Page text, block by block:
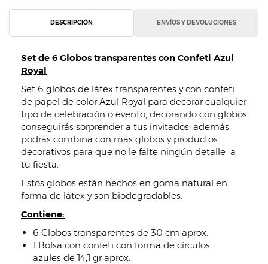
DESCRIPCIÓN ENVÍOS Y DEVOLUCIONES
Set de 6 Globos transparentes con Confeti Azul
Royal
Set 6 globos de látex transparentes y con confeti
de papel de color Azul Royal para decorar cualquier
tipo de celebración o evento, decorando con globos
conseguirás sorprender a tus invitados, además
podrás combina con más globos y productos
decorativos para que no le falte ningún detalle a
tu fiesta.
Estos globos están hechos en goma natural en
forma de látex y son biodegradables.
Contiene:
6 Globos transparentes de 30 cm aprox.
1 Bolsa con confeti con forma de círculos
azules de 14,1 gr aprox.